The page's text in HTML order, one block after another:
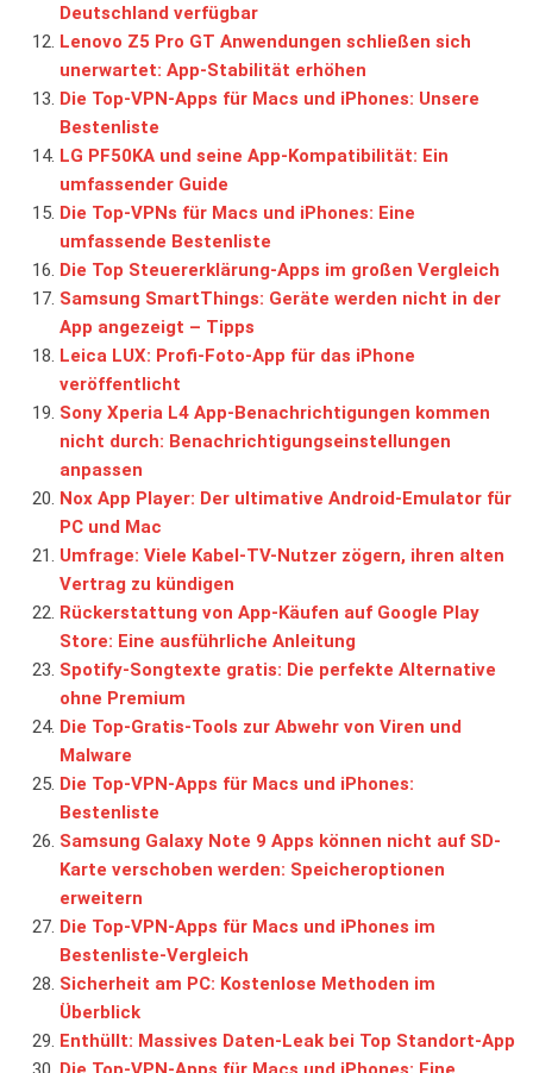
Deutschland verfügbar
Lenovo Z5 Pro GT Anwendungen schließen sich
unerwartet: App-Stabilität erhöhen
Die Top-VPN-Apps für Macs und iPhones: Unsere
Bestenliste
LG PF50KA und seine App-Kompatibilität: Ein
umfassender Guide
Die Top-VPNs für Macs und iPhones: Eine
umfassende Bestenliste
Die Top Steuererklärung-Apps im großen Vergleich
Samsung SmartThings: Geräte werden nicht in der
App angezeigt – Tipps
Leica LUX: Profi-Foto-App für das iPhone
veröffentlicht
Sony Xperia L4 App-Benachrichtigungen kommen
nicht durch: Benachrichtigungseinstellungen
anpassen
Nox App Player: Der ultimative Android-Emulator für
PC und Mac
Umfrage: Viele Kabel-TV-Nutzer zögern, ihren alten
Vertrag zu kündigen
Rückerstattung von App-Käufen auf Google Play
Store: Eine ausführliche Anleitung
Spotify-Songtexte gratis: Die perfekte Alternative
ohne Premium
Die Top-Gratis-Tools zur Abwehr von Viren und
Malware
Die Top-VPN-Apps für Macs und iPhones:
Bestenliste
Samsung Galaxy Note 9 Apps können nicht auf SD-
Karte verschoben werden: Speicheroptionen
erweitern
Die Top-VPN-Apps für Macs und iPhones im
Bestenliste-Vergleich
Sicherheit am PC: Kostenlose Methoden im
Überblick
Enthüllt: Massives Daten-Leak bei Top Standort-App